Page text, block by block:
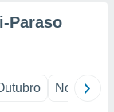
Paraso
Novembro